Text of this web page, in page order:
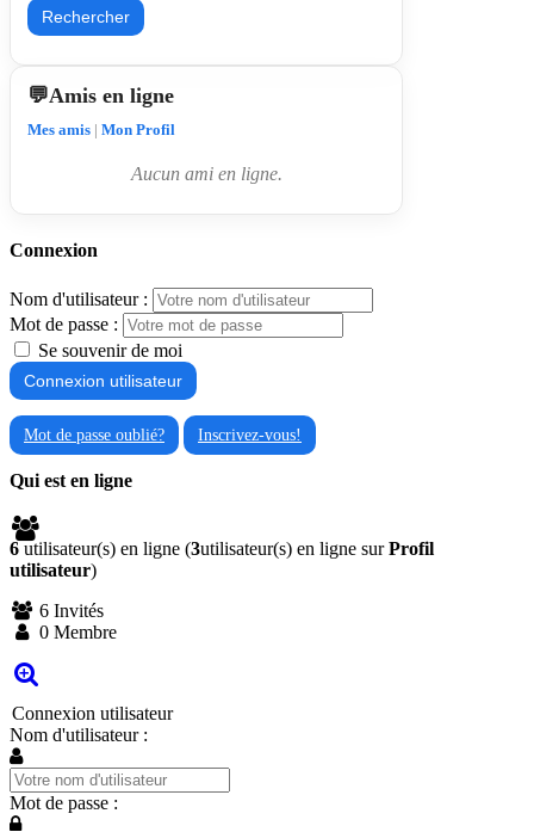
Rechercher
Amis en ligne
Mes amis | Mon Profil
Aucun ami en ligne.
Connexion
Nom d'utilisateur :
Mot de passe :
Se souvenir de moi
Mot de passe oublié? Inscrivez-vous!
Qui est en ligne
6 utilisateur(s) en ligne (3utilisateur(s) en ligne surProfil
utilisateur)
6 Invités
0 Membre
Connexion utilisateur
Nom d'utilisateur :
Mot de passe :